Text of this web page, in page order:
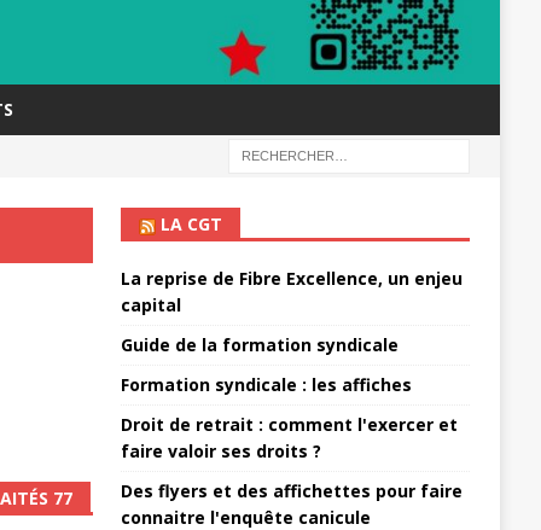
77
LA CGT
La reprise de Fibre Excellence, un enjeu
capital
Guide de la formation syndicale
Formation syndicale : les affiches
Droit de retrait : comment l'exercer et
faire valoir ses droits ?
Des flyers et des affichettes pour faire
connaitre l'enquête canicule